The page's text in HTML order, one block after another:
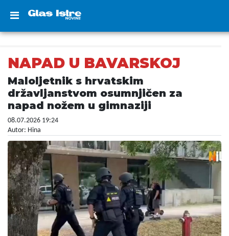
NAPAD U BAVARSKOJ
Maloljetnik s hrvatskim
državljanstvom osumnjičen za
napad nožem u gimnaziji
08.07.2026 19:24
Autor: Hina